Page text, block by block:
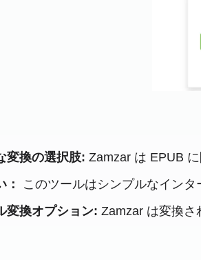
変換の選択肢: Zamzar は EPUB
：
このツールはシンプルなインタ
変換オプション: Zamzar は変換さ